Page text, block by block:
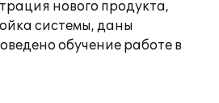
нового продукта,
системы, даны
обучение работе в